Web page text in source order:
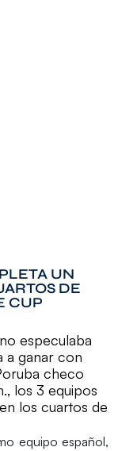
UN
DE
CUP
especulaba
a ganar con
checo
los 3 equipos
los cuartos de
equipo español,